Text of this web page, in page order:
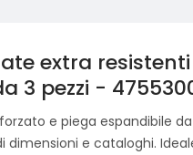
extra
3 pezzi -
e piega espandibile
dimensioni e cataloghi.